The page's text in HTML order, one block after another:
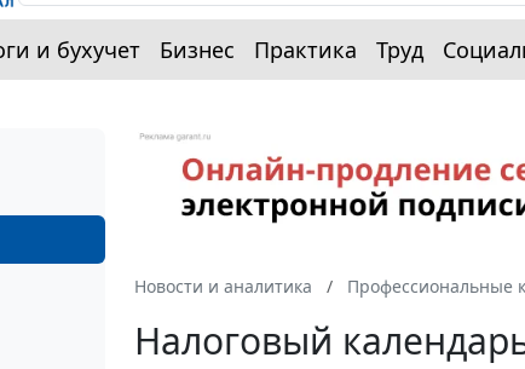
и бухучет Бизнес Практика Труд
Новости и аналитика Профессиональные
Налоговый